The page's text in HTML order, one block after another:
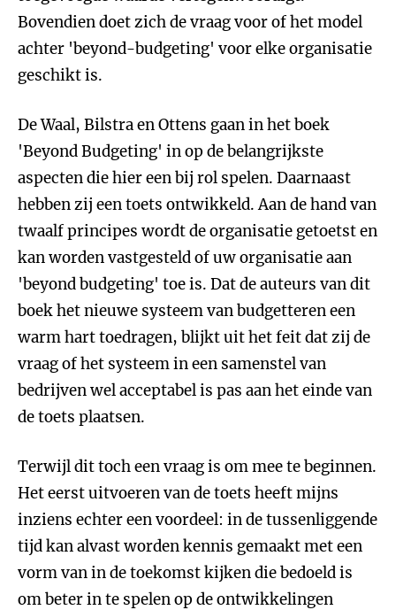
Bovendien doet zich de vraag voor of het model
achter 'beyond-budgeting' voor elke organisatie
geschikt is.
De Waal, Bilstra en Ottens gaan in het boek
'Beyond Budgeting' in op de belangrijkste
aspecten die hier een bij rol spelen. Daarnaast
hebben zij een toets ontwikkeld. Aan de hand van
twaalf principes wordt de organisatie getoetst en
kan worden vastgesteld of uw organisatie aan
'beyond budgeting' toe is. Dat de auteurs van dit
boek het nieuwe systeem van budgetteren een
warm hart toedragen, blijkt uit het feit dat zij de
vraag of het systeem in een samenstel van
bedrijven wel acceptabel is pas aan het einde van
de toets plaatsen.
Terwijl dit toch een vraag is om mee te beginnen.
Het eerst uitvoeren van de toets heeft mijns
inziens echter een voordeel: in de tussenliggende
tijd kan alvast worden kennis gemaakt met een
vorm van in de toekomst kijken die bedoeld is
om beter in te spelen op de ontwikkelingen